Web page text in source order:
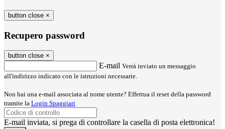
button close ×
Recupero password
button close ×
E-mail Verrà inviato un messaggio
all'indirizzo indicato con le istruzioni necessarie.
Non hai una e-mail associata al nome utente? Effettua il reset della password
tramite la Login Spaggiari
E-mail inviata, si prega di controllare la casella di posta elettronica!